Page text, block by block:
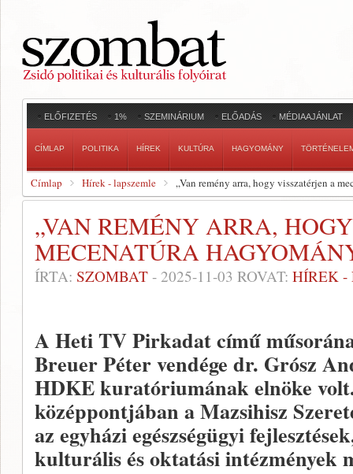
ELŐFIZETÉS 1% SZEMINÁRIUM ELŐADÁS MÉDIAAJÁNLAT
CÍMLAP POLITIKA HÍREK KULTÚRA HAGYOMÁNY
Címlap Hírek - lapszemle „Van remény arra, hogy visszatérjen a
„VAN REMÉNY ARRA,
MECENATÚRA
ÍRTA: SZOMBAT - 2025-11-03 ROVAT: HÍREK -
A Heti TV Pirkadat című
Breuer Péter vendége dr. Grósz
HDKE kuratóriumának elnöke
középpontjában a Mazsihisz
az egyházi egészségügyi
kulturális és oktatási intézmények